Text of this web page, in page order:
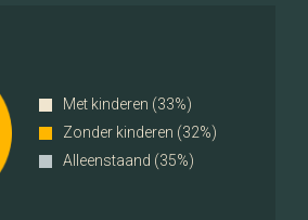
Met kinderen (33%)
Zonder kinderen (32%)
Alleenstaand (35%)